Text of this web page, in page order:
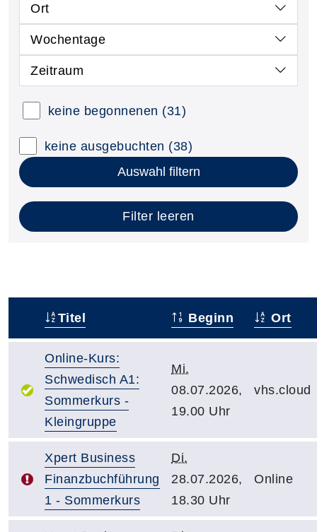
Ort
Wochentage
Zeitraum
keine begonnenen (31)
keine ausgebuchten (38)
Auswahl filtern
Filter leeren
Titel Beginn Ort
Online-Kurs:
Schwedisch A1:
Sommerkurs -
Kleingruppe
Mi.
08.07.2026,
19.00 Uhr
vhs.cloud
Xpert Business
Finanzbuchführung
1 - Sommerkurs
Di.
28.07.2026,
18.30 Uhr
Online